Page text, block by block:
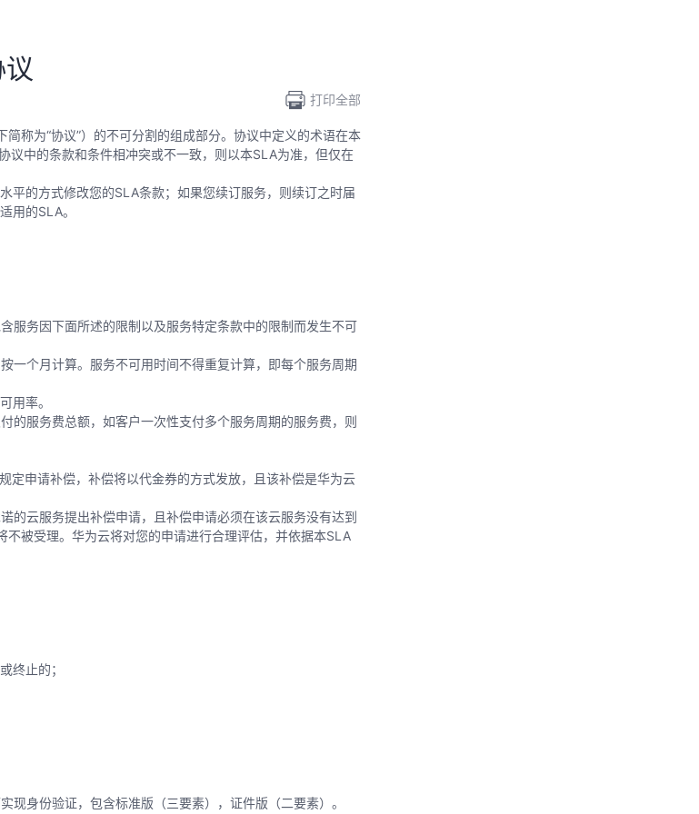
打印全部
称为“协议”）的不可分割的组成部分。协议中定义的术语在本
中的条款和条件相冲突或不一致，则以本SLA为准，但仅在
平的方式修改您的SLA条款；如果您续订服务，则续订之时届
用的SLA。
服务因下面所述的限制以及服务特定条款中的限制而发生不可
一个月计算。服务不可用时间不得重复计算，即每个服务周期
用率。
的服务费总额，如客户一次性支付多个服务周期的服务费，则
定申请补偿，补偿将以代金券的方式发放，且该补偿是华为云
的云服务提出补偿申请，且补偿申请必须在该云服务没有达到
被受理。华为云将对您的申请进行合理评估，并依据本SLA
终止的；
身份验证，包含标准版（三要素），证件版（二要素）。